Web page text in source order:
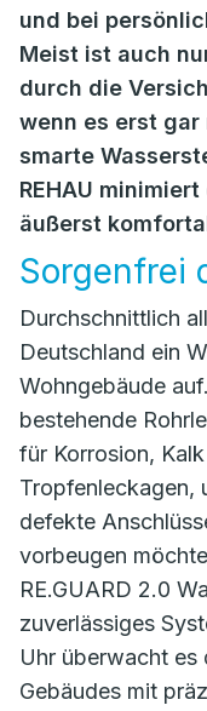
und bei
Meist ist auch
durch die
wenn es erst
smarte
REHAU
äußerst
Sorgenfrei
Durchschnittlich
Deutschland ein
Wohngebäude
bestehende
für Korrosion,
Tropfenleckagen,
defekte
vorbeugen
RE.GUARD 2.0
zuverlässiges
Uhr überwacht es
Gebäudes mit